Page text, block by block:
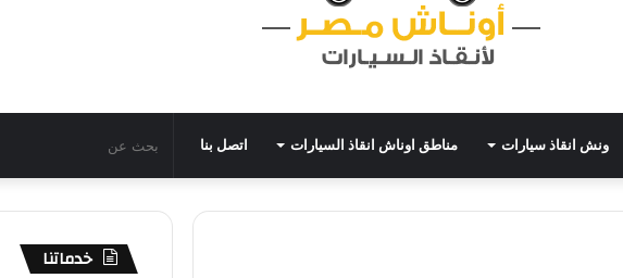
ونش انقاذ سيارات مناطق اوناش انقاذ السيارات اتصل بنا
خدماتنا